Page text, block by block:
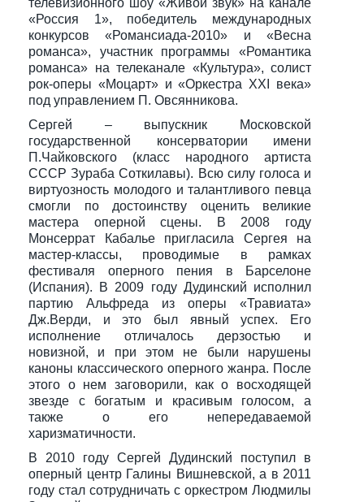
телевизионного шоу «Живой звук» на канале
«Россия 1», победитель международных
конкурсов «Романсиада-2010» и «Весна
романса», участник программы «Романтика
романса» на телеканале «Культура», солист
рок-оперы «Моцарт» и «Оркестра XXI века»
под управлением П. Овсянникова.
Сергей – выпускник Московской
государственной консерватории имени
П.Чайковского (класс народного артиста
СССР Зураба Соткилавы). Всю силу голоса и
виртуозность молодого и талантливого певца
смогли по достоинству оценить великие
мастера оперной сцены. В 2008 году
Монсеррат Кабалье пригласила Сергея на
мастер-классы, проводимые в рамках
фестиваля оперного пения в Барселоне
(Испания). В 2009 году Дудинский исполнил
партию Альфреда из оперы «Травиата»
Дж.Верди, и это был явный успех. Его
исполнение отличалось дерзостью и
новизной, и при этом не были нарушены
каноны классического оперного жанра. После
этого о нем заговорили, как о восходящей
звезде с богатым и красивым голосом, а
также о его непередаваемой
харизматичности.
В 2010 году Сергей Дудинский поступил в
оперный центр Галины Вишневской, а в 2011
году стал сотрудничать с оркестром Людмилы